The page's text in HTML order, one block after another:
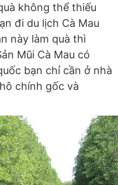
không thể thiếu
đi du lịch Cà Mau
này làm quà thì
Mũi Cà Mau có
bạn chỉ cần ở nhà
chính gốc và